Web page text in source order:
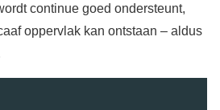
continue goed ondersteunt,
oppervlak kan ontstaan – aldus